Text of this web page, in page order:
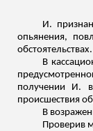
И. признан
опьянения,
обстоятельствах.
В
получении И.
происшествия
В
Проверив